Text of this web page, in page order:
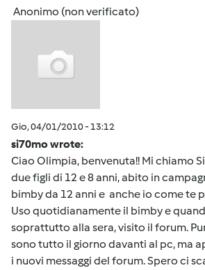
Anonimo (non verificato)
Gio, 04/01/2010 - 13:12
si70mo wrote:
Ciao Olimpia, benvenuta!! Mi chiamo
due figli di 12 e 8 anni, abito in
bimby da 12 anni e anche io come te
Uso quotidianamente il bimby e
soprattutto alla sera, visito il forum.
sono tutto il giorno davanti al pc, ma
i nuovi messaggi del forum. Spero ci